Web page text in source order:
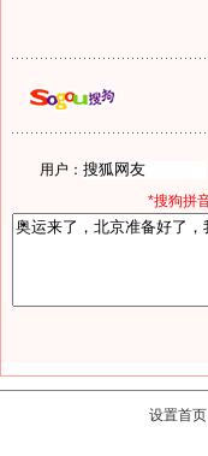
用户：
*搜狗拼
设置首页